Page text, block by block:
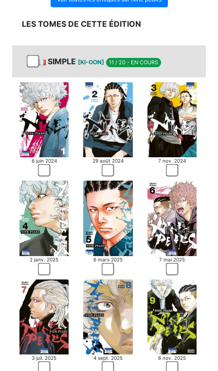
LES TOMES DE CETTE ÉDITION
SIMPLE [KI-OON] 11 / 20 - EN COURS
6 juin 2024 29 août 2024 7 nov. 2024
2 janv. 2025 6 mars 2025 7 mai 2025
3 juil. 2025 4 sept. 2025 6 nov. 2025